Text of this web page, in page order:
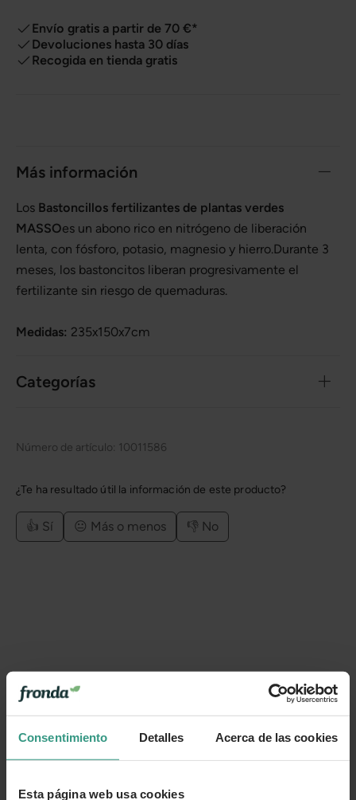
Consentimiento Detalles Acerca de las cookies
Esta página web usa cookies
Envío gratis a partir de 70 €*
Devoluciones hasta 30 días
Recogida en tienda gratis
Más información
Los Bastoncillos fertilizantes de plantas verdes
MASSOes un abono rico en nitrógeno de liberación
lenta, con fósforo, potasio, magnesio y hierro.Durante 3
meses, los bastoncitos liberan progresivamente el
fertilizante sin riesgo de quemaduras.
Medidas: 235x150x7cm
Categorías
Número de artículo: 10011586
¿Te ha resultado útil la información de este producto?
👍 Sí 😐 Más o menos 👎 No